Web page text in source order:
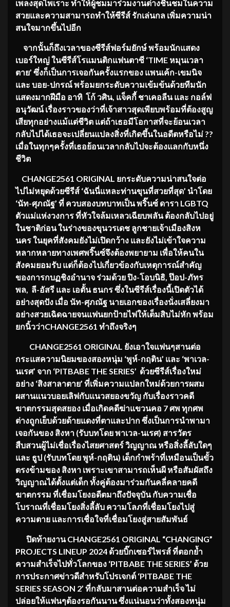
เพลงสุดไพเราะ ทำให้ผู้ชมมาร่วมงานต่างชื่นชมในความ
สวยและความสามารถทำให้ซีรีส์ รักเล่นกล เพิ่มความน่า
สนใจมากขึ้นไปอีก
จากนั้นก็ถึงเวลาของซีรีส์ฟอร์มยักษ์ พร้อมนักแสดง
เบอร์ใหญ่ ในซีรีส์โรแมนติกแฟนตาซี ‘TIME หมุนเวลา
ตาย’ ซึ่งก็เป็นการเจอกันครั้งแรกของ แพนเค้ก-เขมนิจ
และ บอย-ปกรณ์ พร้อมยกระดับความเข้มข้นด้วยทีมนัก
แสดงมากฝีมือ อาทิ โก้ วศิน, แจ็คกี้ ชาเคอลีน และ กอล์ฟ
อนุวัฒน์ เรื่องราวของว่าที่เจ้าสาวสุดเพียบพร้อมที่ต้องสูญ
เสียทุกอย่างแม้แต่ชีวิต แต่ถ้าเธอมีโอกาสที่จะย้อนเวลา
กลับไปได้เธอจะเปลี่ยนแปลงสิ่งที่เกิดขึ้นในอดีตหรือไม่ ??
เมื่อในทุกๆครั้งที่เธอย้อนเวลากลับไปจะต้องแลกกับหนึ่ง
ชีวิต
CHANGE2561 ORIGINAL ยกระดับความน่าสนใจต่อ
ไปไม่หยุดด้วยซีรีส์ ‘ฉันนี่แหละท่านขุนที่สวยที่สุด’ นำโดย
‘นัท-ศุภณัฐ’ ที่ ควบสองบทบาทเป็น พริ๊นซ์ ดารา LGBTQ
ตัวแม่แห่งวงการ ที่หัวใจล้มเหลวเฉียบพลัน ต้องกลับไปอยู่
ในชาติก่อน ในร่างของขุนวรเดช ลูกชายเจ้าเมืองสิงห
นคร ในยุคที่สังคมยังไม่เปิดกว้าง และยังไม่เข้าใจความ
หลากหลายทางเพศพริ๊นซ์จึงต้องพยายาม เพื่อให้คนใน
สังคมยอมรับ แต่ก็ต้องไปเกี่ยวข้องกับเหตุการณ์สำคัญ
ของการกบฏชิงอำนาจ ร่วมด้วย ปิง-โอบนิธิ, ป๊อป-ภัทร
พล, ลี-อัสรี และ เอตั้น ธนกร ซึ่งในซีรีส์เรื่องนี้เปิดตัวได้
อย่างสุดปัง เมื่อ นัท-ศุภณัฐ นายเอกของเรื่องนั่งเสลี่ยงมา
อย่างสวยเฉิดฉายจนแฟนยกป้ายไฟให้เต็มสิบไม่หัก พร้อม
ยกนิ้วว่าCHANGE2561 ทำถึงจริงๆ
CHANGE2561 ORIGINAL ยังเอาใจแฟนๆสานต่อ
กระแสความนิยมของสองหนุ่ม ‘พูห์-กฤติน’ และ ‘พาเวล-
นเรศ’ จาก ‘PITBABE THE SERIES’ ด้วยซีรีส์เรื่องใหม่
อย่าง ‘สิงสาลาตาย’ ที่เพิ่มความแปลกใหม่ด้วยการผสม
ผสานแนวบอยเลิฟกับแนวสยองขวัญ กับเรื่องราวคดี
ฆาตกรรมสุดสยอง เมื่อเกิดคดีฆ่าแขวนคอ 7 ศพ ทุกศพ
ต่างถูกเย็บด้วยด้ายแดงที่ตาและปาก ซึ่งเป็นการนำพามา
เจอกันของ สิงหา (รับบทโดย พาเวล-นเรศ) สารวัตร
สืบสวนผู้ไม่เชื่อเรื่องไสยศาสตร์ วิญญาณ หรือสิ่งลี้ลับใดๆ
และ ธูป (รับบทโดย พูห์-กฤติน) เด็กกำพร้าที่เหมือนเป็นขั้ว
ตรงข้ามของ สิงหา เพราะเขาสามารถเห็นผี หรือสัมผัสถึง
วิญญาณได้ตั้งแต่เด็ก ทั้งคู่ต้องมาร่วมกันคลี่คลายคดี
ฆาตกรรม ที่เชื่อมโยงอดีตมาถึงปัจจุบัน กับความเชื่อ
โบราณที่เชื่อมโยงสิ่งลี้ลับ ความโลภที่เชื่อมโยงไปสู่
ความตาย และการเชื่อใจที่เชื่อมโยงสู่สายสัมพันธ์
ปิดท้ายงานCHANGE2561 ORIGINAL “CHANGING”
PROJECTS LINEUP 2024 ด้วยบิ๊กเซอร์ไพรส์ ที่ตอกย้ำ
ความสำเร็จไปทั่วโลกของ ‘PITBABE THE SERIES’ ด้วย
การประกาศข่าวดีสำหรับโปรเจกต์ ‘PITBABE THE
SERIES SEASON 2’ ที่กลับมาสานต่อความสำเร็จ ไม่
ปล่อยให้แฟนๆต้องรอกันนาน ซึ่งแน่นอนว่าทั้งสองหนุ่ม